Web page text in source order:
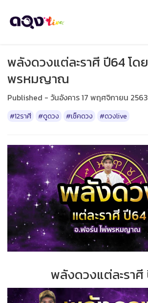
พลังดวงแต่ละราศี ปี64 โด
พรหมญาณ
Published - วันอังคาร 17 พฤศจิกายน 2563
#12ราศี #ดูดวง #เช็คดวง #ดวงlive
พลังดวงแต่ละราศี